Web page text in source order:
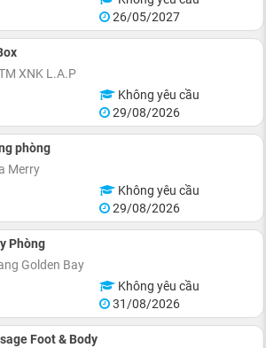
26/05/2027
XNK L.A.P
Không yêu cầu
29/08/2026
phòng
Merry
Không yêu cầu
29/08/2026
Phòng
Golden Bay
Không yêu cầu
31/08/2026
Foot & Body